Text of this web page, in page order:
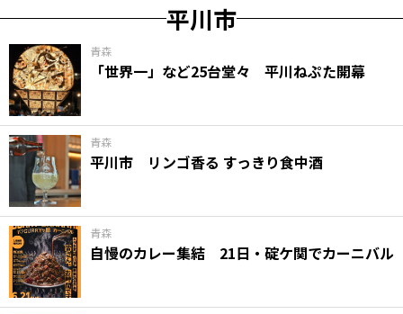
平川市
青森
「世界一」など25台堂々 平川ねぷた開幕
青森
平川市 リンゴ香る すっきり食中酒
青森
自慢のカレー集結 21日・碇ケ関でカーニバル